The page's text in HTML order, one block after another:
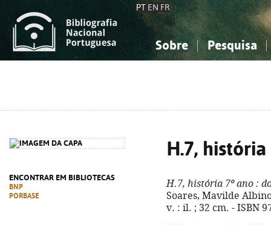
PT EN FR
Sobre Pesquisa
ENCONTRAR EM BIBLIOTECAS
BNP
PORBASE
H.7, história
H.7, história 7º ano :
Soares, Mavilde
v. : il. ; 32 cm. - ISBN